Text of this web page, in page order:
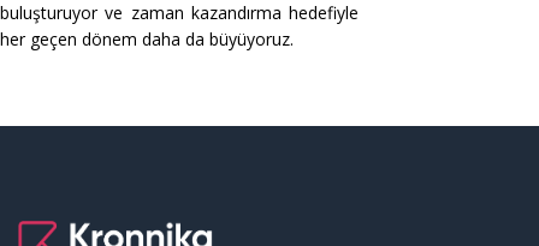
buluşturuyor ve zaman kazandırma hedefiyle
her geçen dönem daha da büyüyoruz.